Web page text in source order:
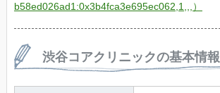
b58ed026ad1:0x3b4fca3e695ec062,1,,,）
渋谷コアクリニックの基本情報